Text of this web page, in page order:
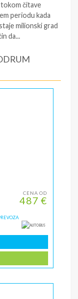
čitave
periodu kada
milionski grad
da...
CENA OD
487 €